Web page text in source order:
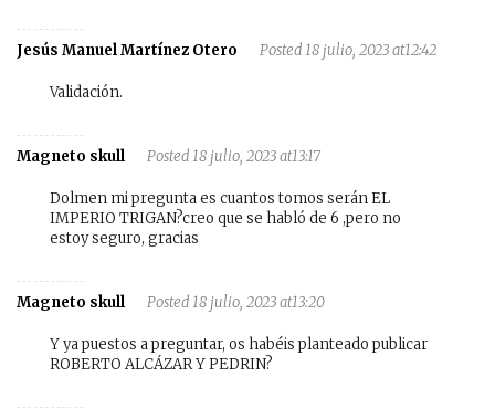
Jesús Manuel Martínez Otero Posted 18 julio, 2023 at12:42
Validación.
Magneto skull Posted 18 julio, 2023 at13:17
Dolmen mi pregunta es cuantos tomos serán EL
IMPERIO TRIGAN?creo que se habló de 6 ,pero no
estoy seguro, gracias
Magneto skull Posted 18 julio, 2023 at13:20
Y ya puestos a preguntar, os habéis planteado publicar
ROBERTO ALCÁZAR Y PEDRIN?